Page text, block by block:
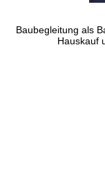
Baubegleitung als
Hauskauf